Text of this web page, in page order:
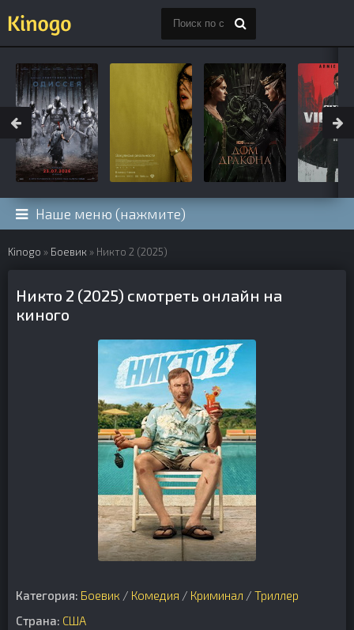
Наше меню (нажмите)
Kinogo » Боевик » Никто 2 (2025)
Никто 2 (2025) смотреть онлайн на
киного
Категория: Боевик / Комедия / Криминал / Триллер
Страна: США